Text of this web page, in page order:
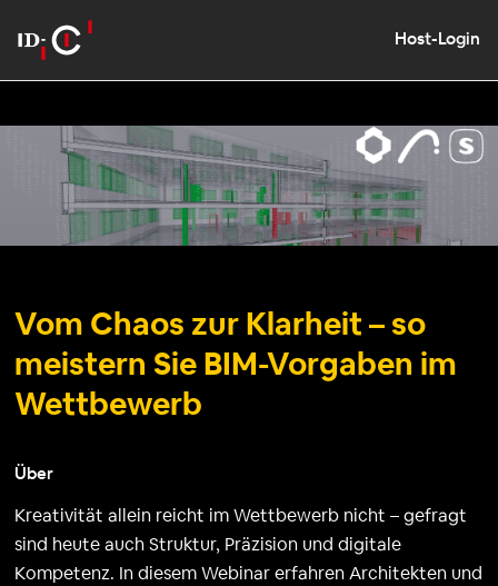
Host-Login
Vom Chaos zur Klarheit – so
meistern Sie BIM-Vorgaben im
Wettbewerb
Über
Kreativität allein reicht im Wettbewerb nicht – gefragt
sind heute auch Struktur, Präzision und digitale
Kompetenz. In diesem Webinar erfahren Architekten und